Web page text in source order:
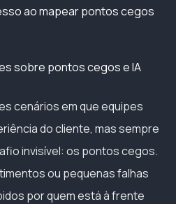
ao mapear pontos cegos
sobre pontos cegos e IA
cenários em que equipes
do cliente, mas sempre
invisível: os pontos cegos.
ou pequenas falhas
por quem está à frente